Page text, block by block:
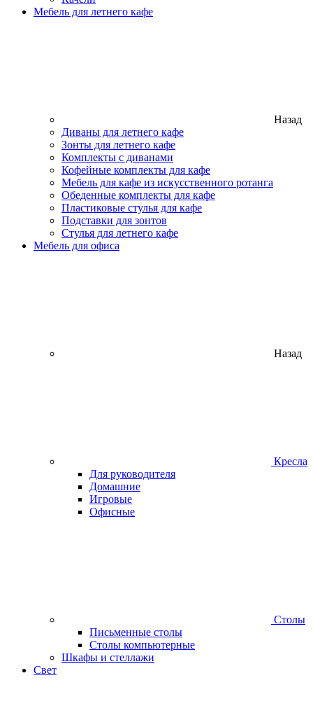
Мебель для летнего кафе
Назад
Диваны для летнего кафе
Зонты для летнего кафе
Комплекты с диванами
Кофейные комплекты для кафе
Мебель для кафе из искусственного ротанга
Обеденные комплекты для кафе
Пластиковые стулья для кафе
Подставки для зонтов
Стулья для летнего кафе
Мебель для офиса
Назад
Кресла
Для руководителя
Домашние
Игровые
Офисные
Столы
Письменные столы
Столы компьютерные
Шкафы и стеллажи
Свет